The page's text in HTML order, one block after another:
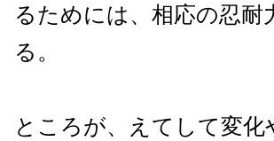
るためには、相応の忍
る。
ところが、えてして変